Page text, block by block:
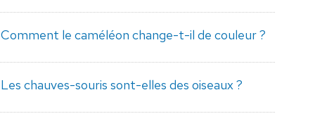
Comment le caméléon change-t-il de couleur ?
Les chauves-souris sont-elles des oiseaux ?